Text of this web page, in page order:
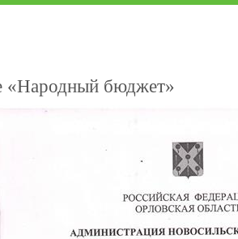
«Народный бюджет»